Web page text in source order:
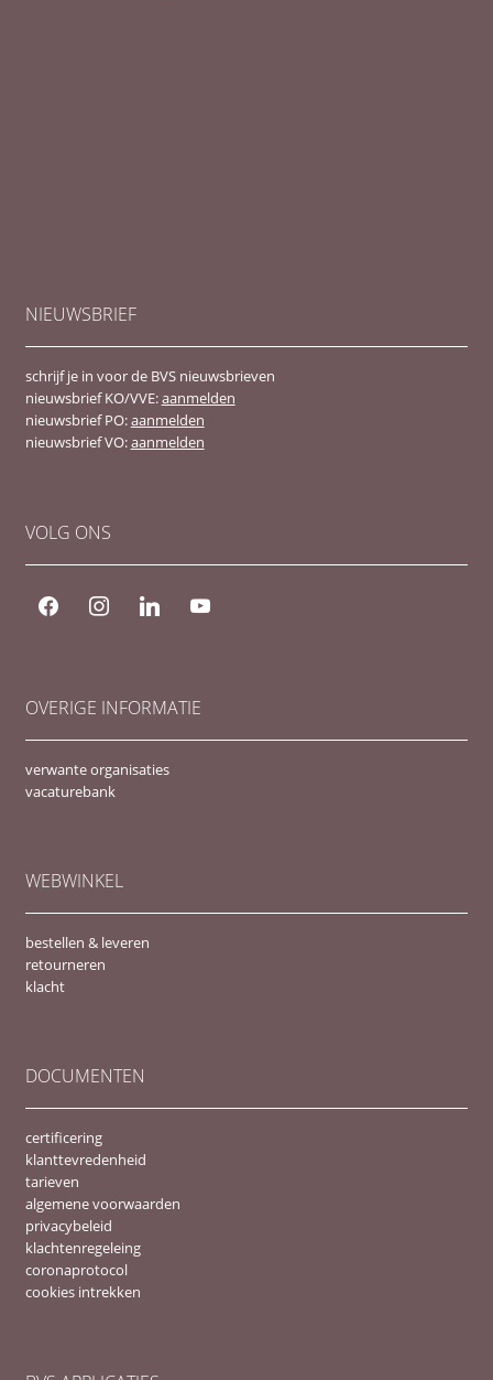
NIEUWSBRIEF
schrijf je in voor de BVS nieuwsbrieven
nieuwsbrief KO/VVE:aanmelden
nieuwsbrief PO:aanmelden
nieuwsbrief VO:aanmelden
VOLG ONS
facebook instagramlinkedin youtube
OVERIGE INFORMATIE
verwante organisaties
vacaturebank
WEBWINKEL
bestellen & leveren
retourneren
klacht
DOCUMENTEN
certificering
klanttevredenheid
tarieven
algemene voorwaarden
privacybeleid
klachtenregeleing
coronaprotocol
cookies intrekken